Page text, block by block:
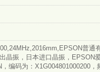
普通
晶振，日本进口晶振，EPSON
编码为：X1G004801000200，